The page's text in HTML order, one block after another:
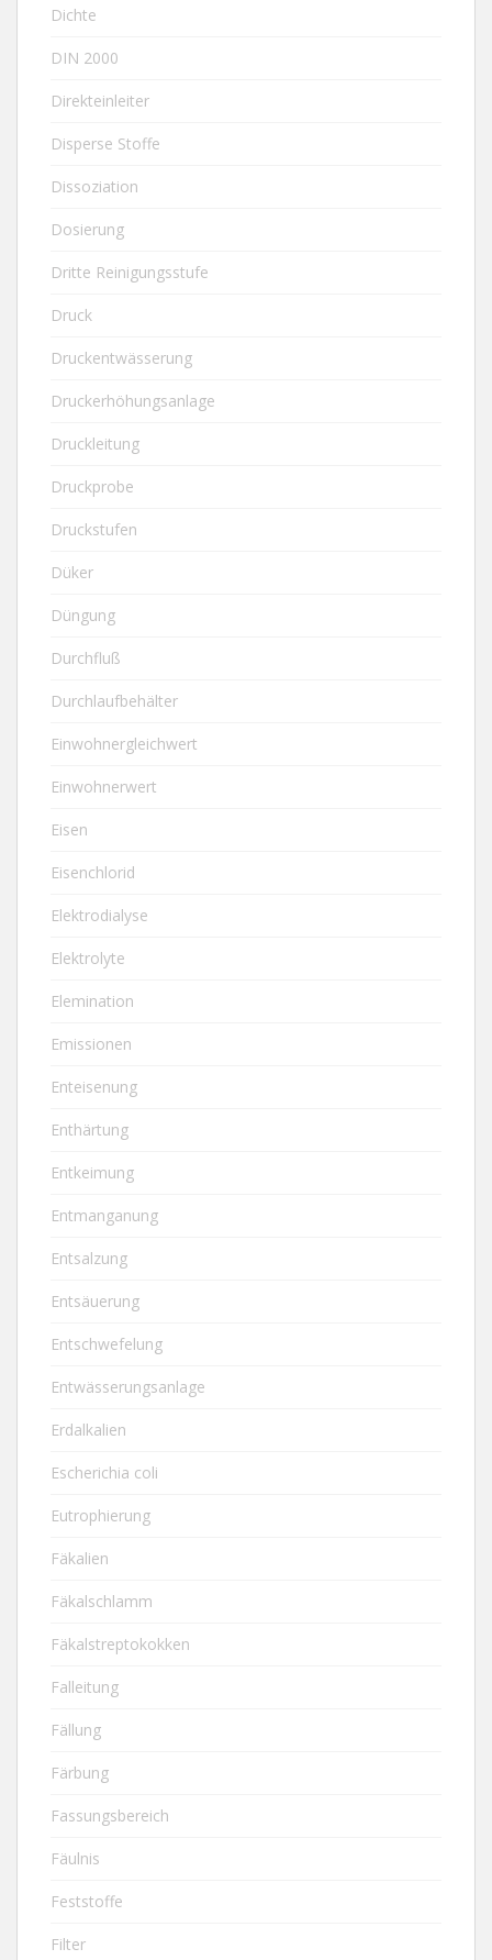
Dichte
DIN 2000
Direkteinleiter
Disperse Stoffe
Dissoziation
Dosierung
Dritte Reinigungsstufe
Druck
Druckentwässerung
Druckerhöhungsanlage
Druckleitung
Druckprobe
Druckstufen
Düker
Düngung
Durchfluß
Durchlaufbehälter
Einwohnergleichwert
Einwohnerwert
Eisen
Eisenchlorid
Elektrodialyse
Elektrolyte
Elemination
Emissionen
Enteisenung
Enthärtung
Entkeimung
Entmanganung
Entsalzung
Entsäuerung
Entschwefelung
Entwässerungsanlage
Erdalkalien
Escherichia coli
Eutrophierung
Fäkalien
Fäkalschlamm
Fäkalstreptokokken
Falleitung
Fällung
Färbung
Fassungsbereich
Fäulnis
Feststoffe
Filter